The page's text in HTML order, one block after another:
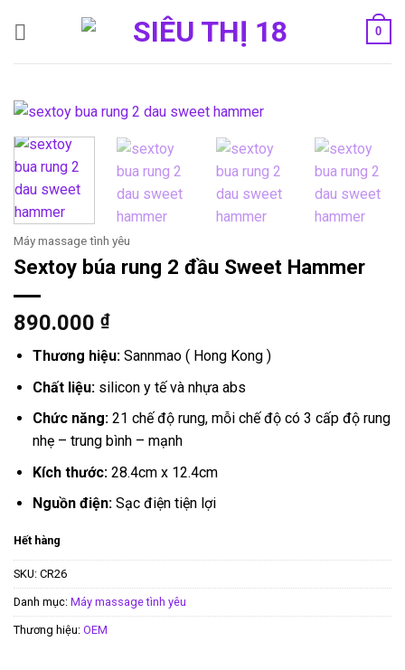
0
Máy massage tình yêu
Sextoy búa rung 2 đầu Sweet Hammer
890.000 ₫
Thương hiệu: Sannmao ( Hong Kong )
Chất liệu: silicon y tế và nhựa abs
Chức năng: 21 chế độ rung, mỗi chế độ có 3 cấp độ rung
nhẹ – trung bình – mạnh
Kích thước:28.4cm x 12.4cm
Nguồn điện:Sạc điện tiện lợi
Hết hàng
SKU: CR26
Danh mục: Máy massage tình yêu
Thương hiệu: OEM